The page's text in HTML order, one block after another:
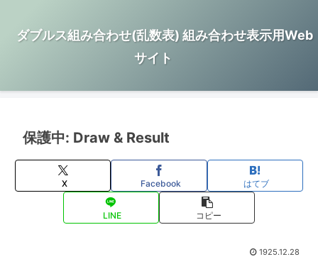
ダブルス組み合わせ(乱数表) 組み合わせ表示用Web
サイト
保護中: Draw & Result
X Facebook はてブ
LINE コピー
1925.12.28